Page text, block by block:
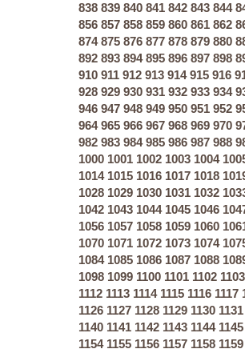
838 839 840 841 842 843 844
856 857 858 859 860 861 862
874 875 876 877 878 879 880
892 893 894 895 896 897 898
910 911 912 913 914 915 916
928 929 930 931 932 933 934
946 947 948 949 950 951 952
964 965 966 967 968 969 970
982 983 984 985 986 987 988
1000 1001 1002 1003 1004
1014 1015 1016 1017 1018
1028 1029 1030 1031 1032
1042 1043 1044 1045 1046
1056 1057 1058 1059 1060
1070 1071 1072 1073 1074
1084 1085 1086 1087 1088
1098 1099 1100 1101 1102 1103
1112 1113 1114 1115 1116 1117
1126 1127 1128 1129 1130 1131
1140 1141 1142 1143 1144 1145
1154 1155 1156 1157 1158 1159